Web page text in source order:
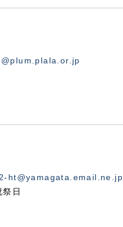
ht@yamagata.email.ne.jp
日